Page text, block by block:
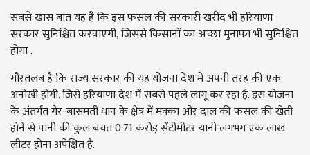
सबसे खास बात यह है कि इस फसल की सरकारी खरीद भी हरियाणा
सरकार सुनिश्चित करवाएगी, जिससे किसानों का अच्छा मुनाफा भी सुनिश्चित
होगा .
गौरतलब है कि राज्य सरकार की यह योजना देश में अपनी तरह की एक
अनोखी होगी. जिसे हरियाणा देश में सबसे पहले लागू कर रहा है. इस योजना
के अंतर्गत गैर-बासमती धान के क्षेत्र में मक्का और दाल की फसल की खेती
होने से पानी की कुल बचत 0.71 करोड़ सेंटीमीटर यानी लगभग एक लाख
लीटर होना अपेक्षित है.